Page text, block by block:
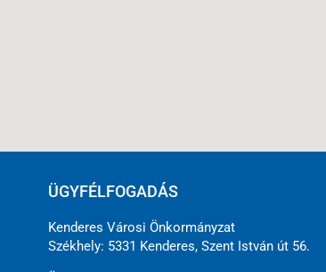
ÜGYFÉLFOGADÁS
Kenderes Városi Önkormányzat
Székhely: 5331 Kenderes, Szent István út 56.